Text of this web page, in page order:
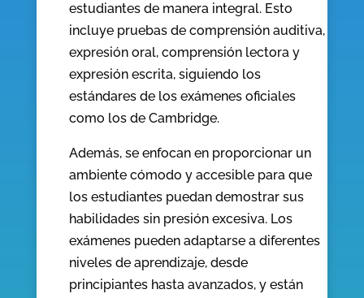
estudiantes de manera integral. Esto
incluye pruebas de comprensión auditiva,
expresión oral, comprensión lectora y
expresión escrita, siguiendo los
estándares de los exámenes oficiales
como los de Cambridge.
Además, se enfocan en proporcionar un
ambiente cómodo y accesible para que
los estudiantes puedan demostrar sus
habilidades sin presión excesiva. Los
exámenes pueden adaptarse a diferentes
niveles de aprendizaje, desde
principiantes hasta avanzados, y están